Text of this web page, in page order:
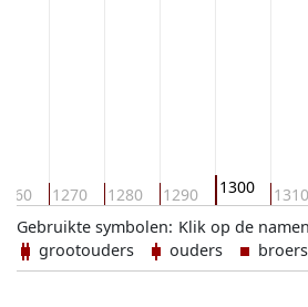
1270 1280 1290 1300 1310
Klik op de
Gebruikte symbolen:
grootouders
ouders